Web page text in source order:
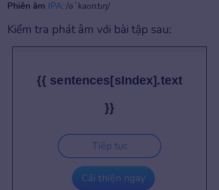
Phiên âm IPA: /əˈkaʊn.tɪŋ/
Kiểm tra phát âm với bài tập sau:
{{ sentences[sIndex].text
}}
Tiếp tục
Cải thiện ngay